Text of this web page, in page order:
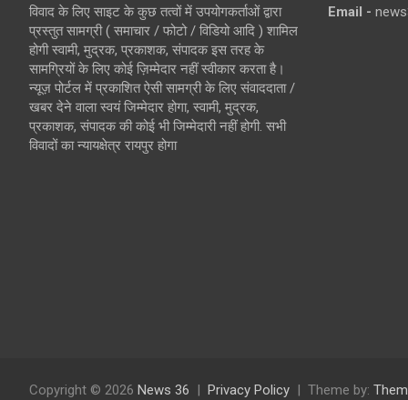
विवाद के लिए साइट के कुछ तत्वों में उपयोगकर्ताओं द्वारा
प्रस्तुत सामग्री ( समाचार / फोटो / विडियो आदि ) शामिल
होगी स्वामी, मुद्रक, प्रकाशक, संपादक इस तरह के
सामग्रियों के लिए कोई ज़िम्मेदार नहीं स्वीकार करता है।
न्यूज़ पोर्टल में प्रकाशित ऐसी सामग्री के लिए संवाददाता /
खबर देने वाला स्वयं जिम्मेदार होगा, स्वामी, मुद्रक,
प्रकाशक, संपादक की कोई भी जिम्मेदारी नहीं होगी. सभी
विवादों का न्यायक्षेत्र रायपुर होगा
Email -
Copyright © 2026 News 36 Privacy Policy Theme by: